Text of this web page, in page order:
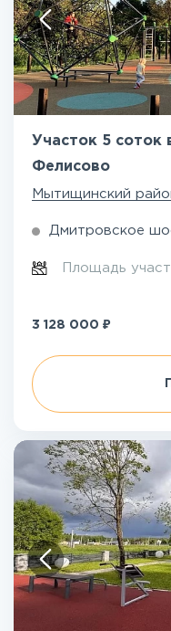
Участок 5 соток
Фелисово
Мытищинский
Дмитровское
Площадь
3 128 000 ₽